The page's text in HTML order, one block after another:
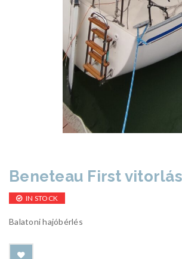
Beneteau First
IN STOCK
Balatoni hajóbérlés